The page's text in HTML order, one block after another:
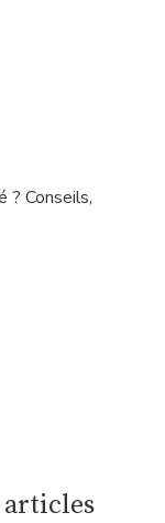
? Conseils,
articles